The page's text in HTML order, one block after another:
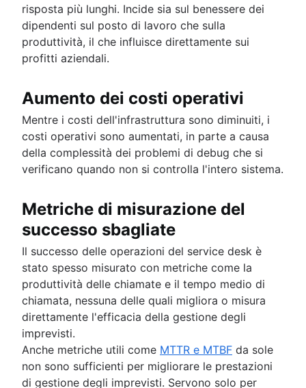
risposta più lunghi. Incide sia sul benessere dei
dipendenti sul posto di lavoro che sulla
produttività, il che influisce direttamente sui
profitti aziendali.
Aumento dei costi operativi
Mentre i costi dell'infrastruttura sono diminuiti, i
costi operativi sono aumentati, in parte a causa
della complessità dei problemi di debug che si
verificano quando non si controlla l'intero sistema.
Metriche di misurazione del
successo sbagliate
Il successo delle operazioni del service desk è
stato spesso misurato con metriche come la
produttività delle chiamate e il tempo medio di
chiamata, nessuna delle quali migliora o misura
direttamente l'efficacia della gestione degli
imprevisti.
Anche metriche utili come MTTR e MTBF da sole
non sono sufficienti per migliorare le prestazioni
di gestione degli imprevisti. Servono solo per